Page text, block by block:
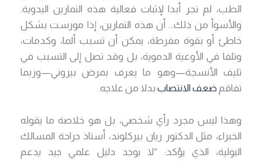
الطب، لم تجر أبدا لإثبات فعالية هذه التمارين اليدوية.
والأسوأ من ذلك… أن هذه التمارين، إذا مورست بشكل
خاطئ أو بقوة مفرطة، يمكن أن تسبب ألما، وكدمات،
وتلفا في الأوعية الدموية، بل وقد تصل إلى التسبب في
تليف الأنسجة—وهو ما يعرف بمرض بيروني—وربما
تفاقم ضعف الانتصاب بدلا من علاجه.
وهذا ليس مجرد رأي شخصي، بل هو خلاصة ما يقوله
الخبراء، مثل الدكتور ريان بيركلوند، أستاذ جراحة المسالك
البولية، الذي يؤكد: “لا يوجد دليل علمي جيد يدعم